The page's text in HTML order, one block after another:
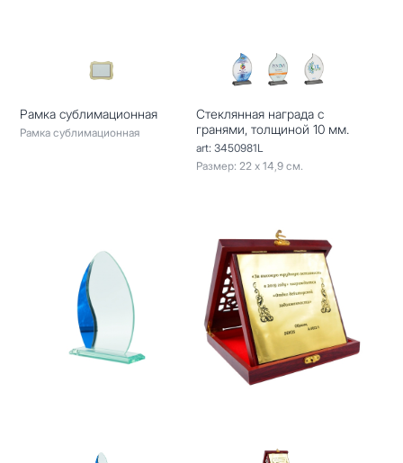
Рамка сублимационная
Рамка сублимационная
Стеклянная награда с
гранями, толщиной 10 мм.
art: 3450981L
Размер: 22 х 14,9 см.